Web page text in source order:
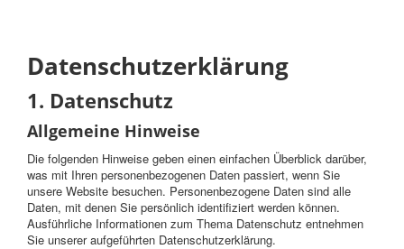
Datenschutzerklärung
1. Datenschutz
Allgemeine Hinweise
Die folgenden Hinweise geben einen einfachen Überblick darüber,
was mit Ihren personenbezogenen Daten passiert, wenn Sie
unsere Website besuchen. Personenbezogene Daten sind alle
Daten, mit denen Sie persönlich identifiziert werden können.
Ausführliche Informationen zum Thema Datenschutz entnehmen
Sie unserer aufgeführten Datenschutzerklärung.